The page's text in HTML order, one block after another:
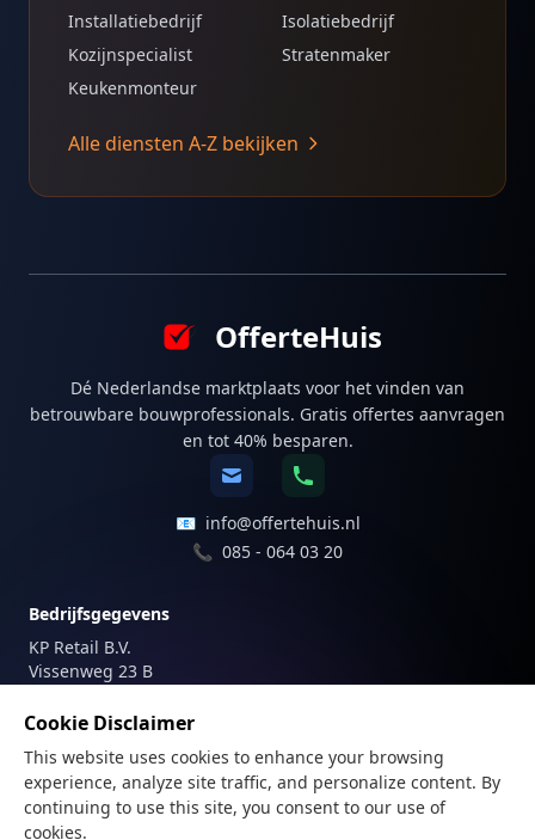
Installatiebedrijf
Isolatiebedrijf
Kozijnspecialist
Stratenmaker
Keukenmonteur
Alle diensten A-Z bekijken
OfferteHuis
Dé Nederlandse marktplaats voor het vinden van
betrouwbare bouwprofessionals. Gratis offertes aanvragen
en tot 40% besparen.
📧 info@offertehuis.nl
📞 085 - 064 03 20
Bedrijfsgegevens
KP Retail B.V.
Vissenweg 23 B
Nederland
Registraties
KvK-nummer: 81747179
BTW-nummer: NL862205487B01
Cookie Disclaimer
This website uses cookies to enhance your browsing
experience, analyze site traffic, and personalize content. By
continuing to use this site, you consent to our use of
cookies.